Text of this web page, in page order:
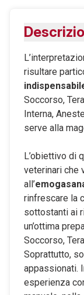
Maggiori
risultare
Soccorso,
Interna,
serve alla
L’obiettivo di
veterinari che
all’
rinfrescare la
sottostanti ai
un’ottima
Soccorso,
Soprattutto,
appassionati.
esperienza